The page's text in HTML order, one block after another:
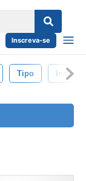
Inscreva-se
Tipo